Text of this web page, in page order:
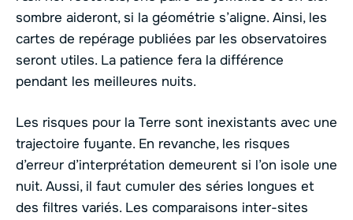
sombre aideront, si la géométrie s’aligne. Ainsi, les
cartes de repérage publiées par les observatoires
seront utiles. La patience fera la différence
pendant les meilleures nuits.
Les risques pour la Terre sont inexistants avec une
trajectoire fuyante. En revanche, les risques
d’erreur d’interprétation demeurent si l’on isole une
nuit. Aussi, il faut cumuler des séries longues et
des filtres variés. Les comparaisons inter-sites